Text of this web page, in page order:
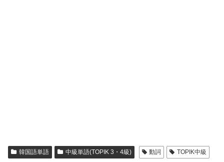
韓国語単語 中級単語(TOPIK 3・4級) 動詞 TOPIK中級